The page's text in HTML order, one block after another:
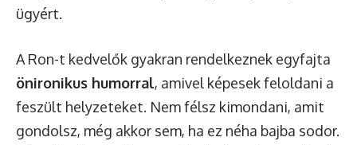
ügyért.
A Ron-t kedvelők gyakran rendelkeznek egyfajta
önironikus humorral, amivel képesek feloldani a
feszült helyzeteket. Nem félsz kimondani, amit
gondolsz, még akkor sem, ha ez néha bajba sodor.